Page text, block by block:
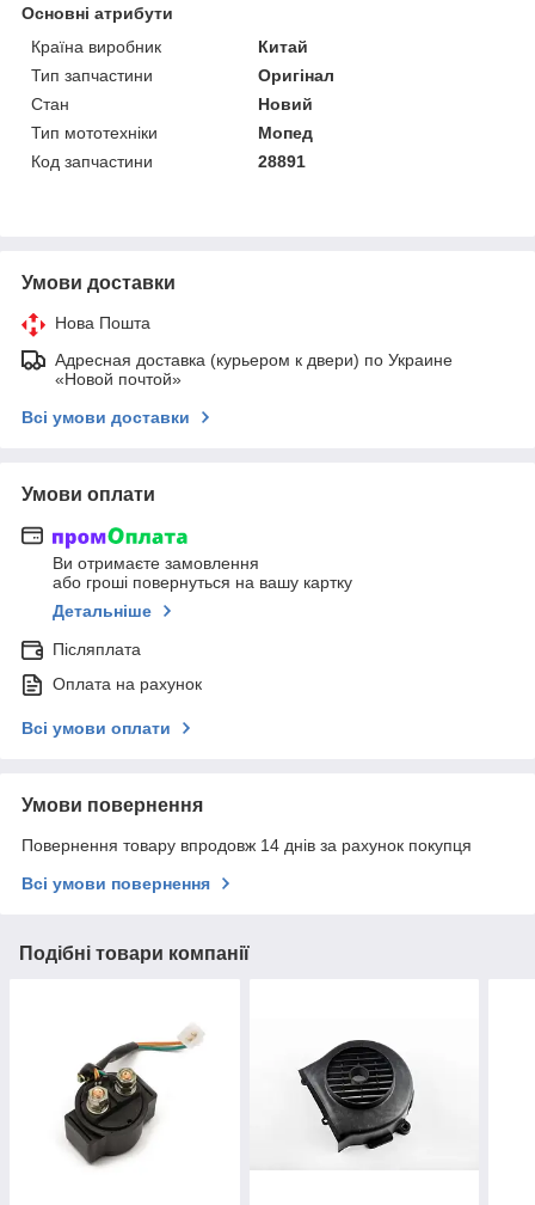
Основні атрибути
Країна виробник
Китай
Тип запчастини
Оригінал
Стан
Новий
Тип мототехніки
Мопед
Код запчастини
28891
Умови доставки
Нова Пошта
Адресная доставка (курьером к двери) по Украине
«Новой почтой»
Всі умови доставки
Умови оплати
Ви отримаєте замовлення
або гроші повернуться на вашу картку
Детальніше
Післяплата
Оплата на рахунок
Всі умови оплати
Умови повернення
Повернення товару впродовж 14 днів за рахунок покупця
Всі умови повернення
Подібні товари компанії